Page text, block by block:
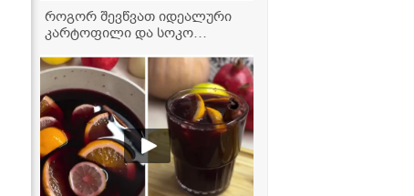
როგორ შევწვათ იდეალური
კარტოფილი და სოკო
რეცეპტი